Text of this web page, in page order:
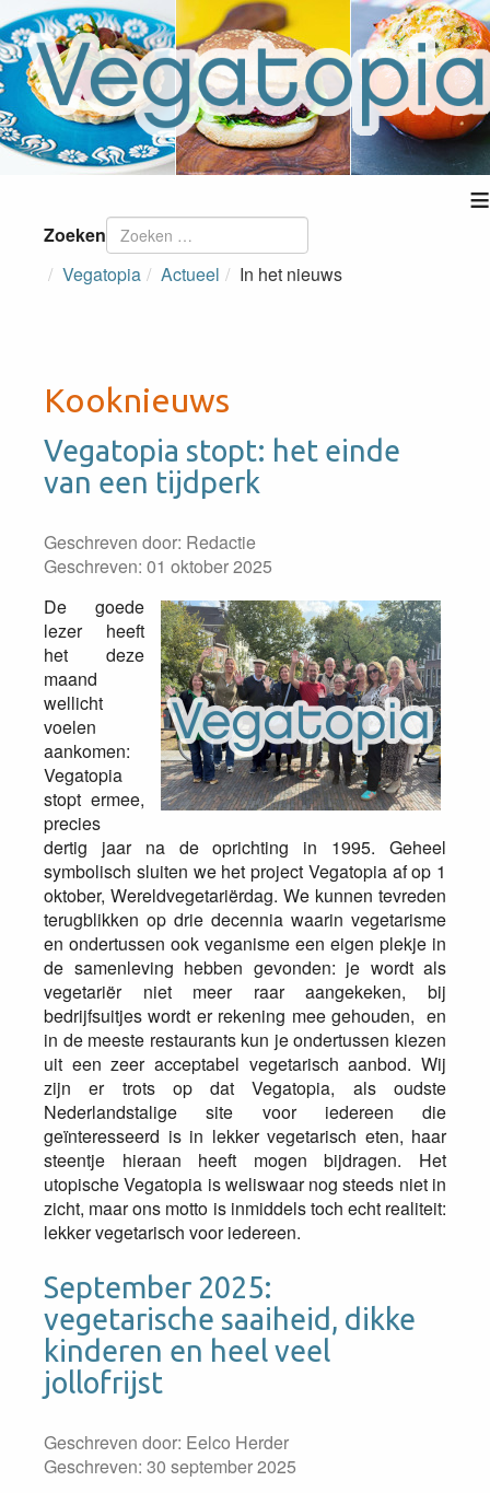
≡
Zoeken
Vegatopia
Actueel In het nieuws
Kooknieuws
Vegatopia stopt: het einde
van een tijdperk
Geschreven door: Redactie
Geschreven: 01 oktober 2025
De goede
lezer heeft
het deze
maand
wellicht
voelen
aankomen:
Vegatopia
stopt ermee,
precies
dertig jaar na de oprichting in 1995. Geheel
symbolisch sluiten we het project Vegatopia af op 1
oktober, Wereldvegetariërdag. We kunnen tevreden
terugblikken op drie decennia waarin vegetarisme
en ondertussen ook veganisme een eigen plekje in
de samenleving hebben gevonden: je wordt als
vegetariër niet meer raar aangekeken, bij
bedrijfsuitjes wordt er rekening mee gehouden, en
in de meeste restaurants kun je ondertussen kiezen
uit een zeer acceptabel vegetarisch aanbod. Wij
zijn er trots op dat Vegatopia, als oudste
Nederlandstalige site voor iedereen die
geïnteresseerd is in lekker vegetarisch eten, haar
steentje hieraan heeft mogen bijdragen. Het
utopische Vegatopia is weliswaar nog steeds niet in
zicht, maar ons motto is inmiddels toch echt realiteit:
lekker vegetarisch voor iedereen.
September 2025:
vegetarische saaiheid, dikke
kinderen en heel veel
jollofrijst
Geschreven door: Eelco Herder
Geschreven: 30 september 2025